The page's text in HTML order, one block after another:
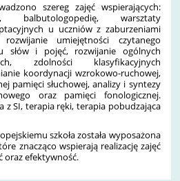
szereg zajęć wspierających:
balbutologopedię, warsztaty
u uczniów z zaburzeniami
umiejętności czytanego
słów i pojęć, rozwijanie ogólnych
zdolności klasyfikacyjnych
koordynacji wzrokowo-ruchowej,
pamięci słuchowej, analizy i syntezy
oraz pamięci fonologicznej.
z SI, terapia ręki,terapia pobudzająca
szkoła została wyposażona
znacząco wspierają realizację zajęć
oraz efektywność.